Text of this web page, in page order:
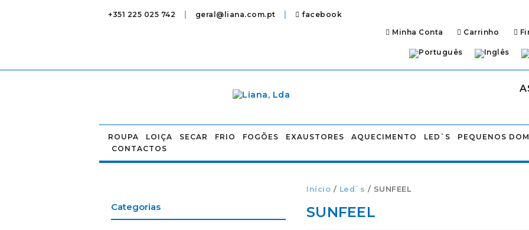
+351 225 025 742 | geral@liana.com.pt | facebook
Minha Conta Carrinho
ROUPA LOIÇA SECAR FRIO FOGÕES EXAUSTORES AQUECIMENTO LED`S PEQUENOS
CONTACTOS
Início / Led`s / SUNFEEL
SUNFEEL
Categorias